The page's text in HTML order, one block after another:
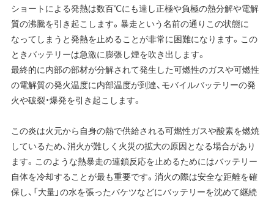
ショートによる発熱は数百℃にも達し正極や負極の熱分解や電解
質の沸騰を引き起こします。暴走という名前の通りこの状態に
なってしまうと発熱を止めることが非常に困難になります。この
ときバッテリーは急激に膨張し煙を吹き出します。
最終的に内部の部材が分解されて発生した可燃性のガスや可燃性
の電解質の発火温度に内部温度が到達、モバイルバッテリーの発
火や破裂・爆発を引き起こします。
この炎は火元から自身の熱で供給される可燃性ガスや酸素を燃焼
しているため、消火が難しく火災の拡大の原因となる場合があり
ます。このような熱暴走の連鎖反応を止めるためにはバッテリー
自体を冷却することが最も重要です。消火の際は安全な距離を確
保し、「大量」の水を張ったバケツなどにバッテリーを沈めて継続